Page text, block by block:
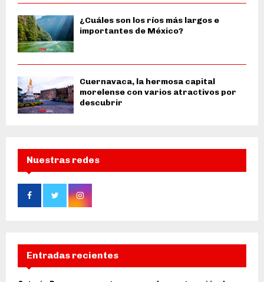
¿Cuáles son los ríos más largos e
importantes de México?
Cuernavaca, la hermosa capital
morelense con varios atractivos por
descubrir
Nuestras redes
Entradas recientes